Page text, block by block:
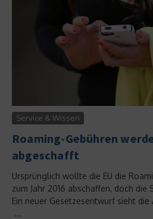
Service & Wissen
Roaming-Gebühren
abgeschafft
Ursprünglich wollte die EU die
zum Jahr 2016 abschaffen, doch
Ein neuer Gesetzesentwurf sieht
...